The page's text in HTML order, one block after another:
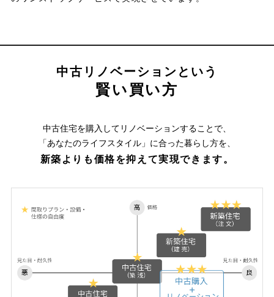
中古リノベーションという
賢い買い方
中古住宅を購入してリノベーションすることで、
「あなたのライフスタイル」に合った暮らし方を、
新築よりも価格を抑えて実現できます。